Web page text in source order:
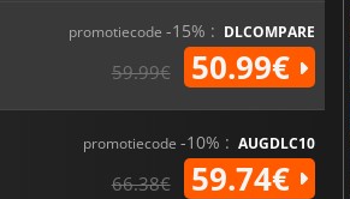
promotiecode -15% : DLCOMPARE
59.99€ 50.99€
promotiecode -10% : AUGDLC10
66.38€ 59.74€